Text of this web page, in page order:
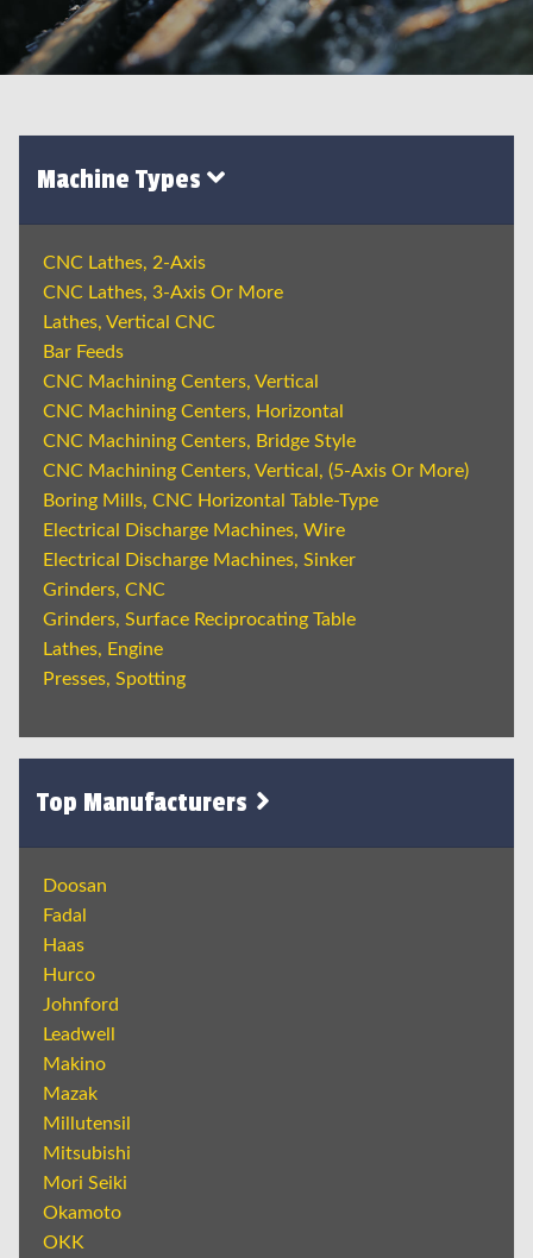
Machine Types
CNC Lathes, 2-Axis
CNC Lathes, 3-Axis Or More
Lathes, Vertical CNC
Bar Feeds
CNC Machining Centers, Vertical
CNC Machining Centers, Horizontal
CNC Machining Centers, Bridge Style
CNC Machining Centers, Vertical, (5-Axis Or More)
Boring Mills, CNC Horizontal Table-Type
Electrical Discharge Machines, Wire
Electrical Discharge Machines, Sinker
Grinders, CNC
Grinders, Surface Reciprocating Table
Lathes, Engine
Presses, Spotting
Top Manufacturers
Doosan
Fadal
Haas
Hurco
Johnford
Leadwell
Makino
Mazak
Millutensil
Mitsubishi
Mori Seiki
Okamoto
OKK